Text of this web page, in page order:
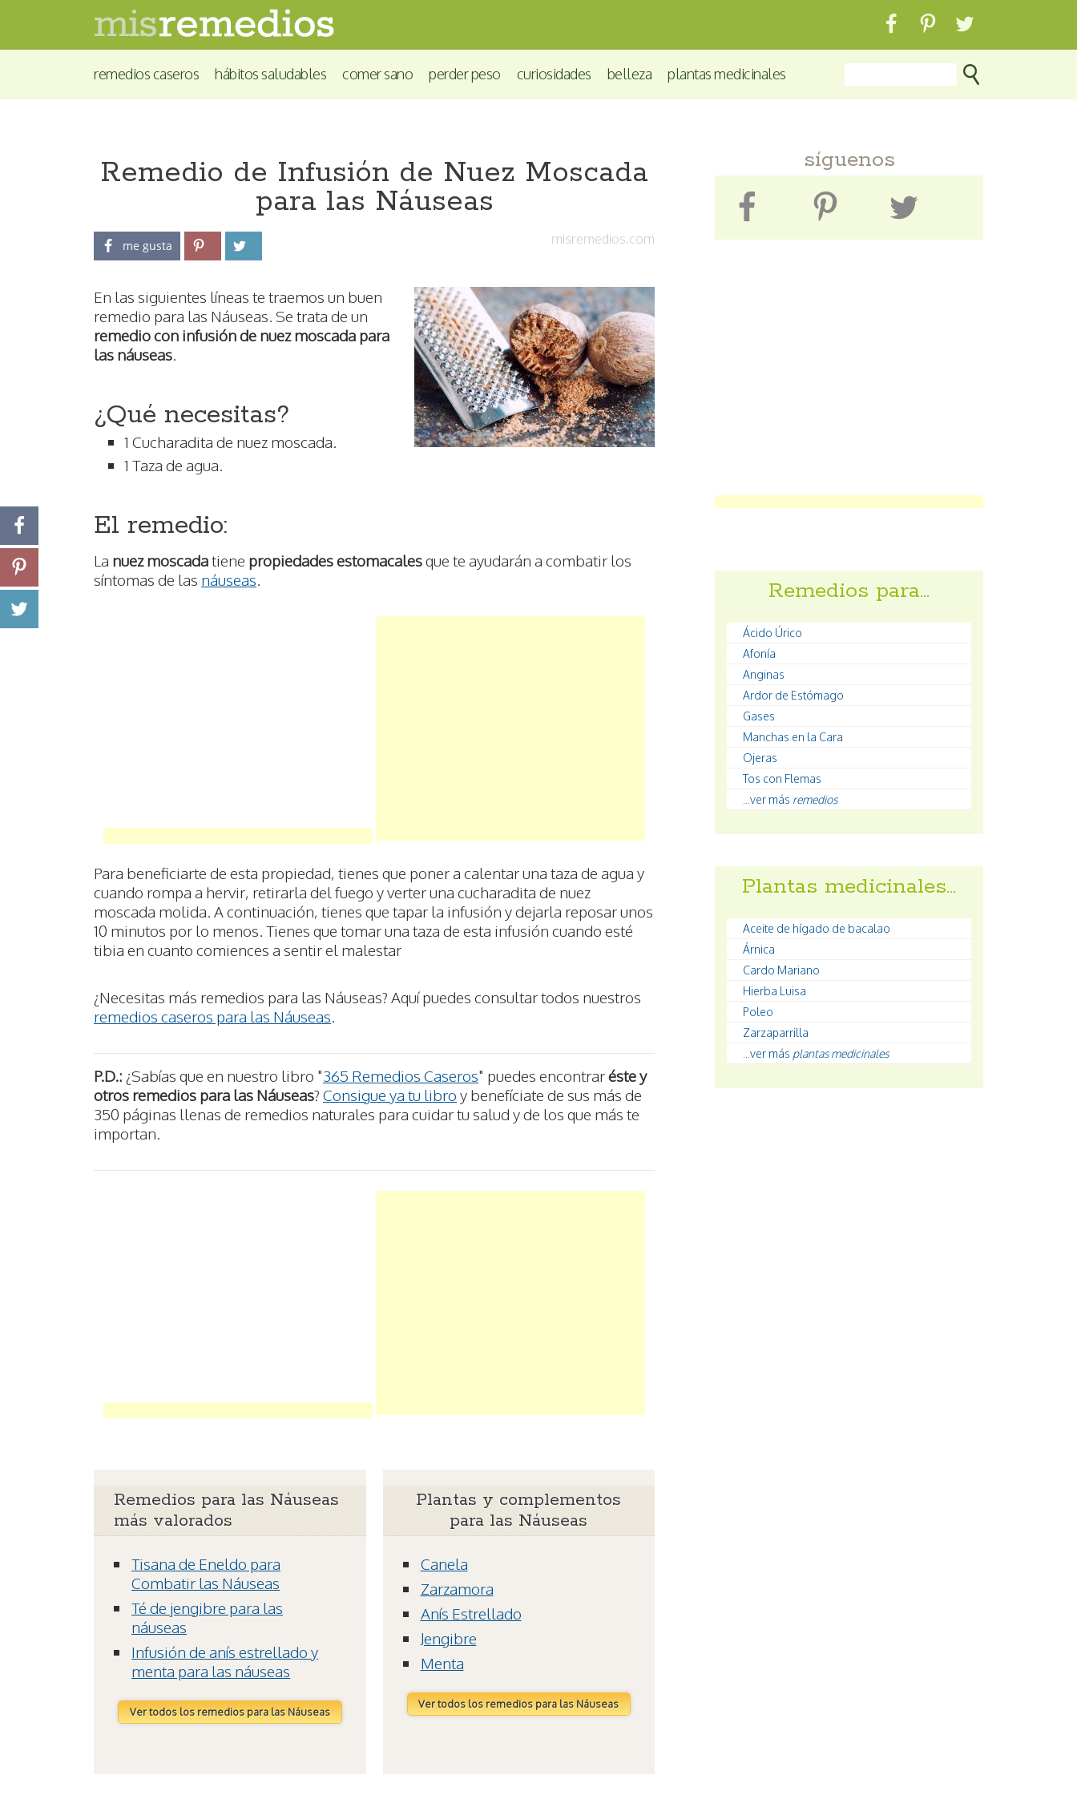
remedios caseros hábitos saludables comer sano perder peso curiosidades belleza plantas medicinales
Remedio de Infusión de Nuez Moscada
para las Náuseas
misremedios.com
me gusta
En las siguientes líneas te traemos un buen
remedio para las Náuseas. Se trata de un
remedio con infusión de nuez moscada para
las náuseas.
¿Qué necesitas?
1 Cucharadita de nuez moscada.
1 Taza de agua.
El remedio:
La nuez moscadatiene propiedades estomacalesque te ayudarán a combatir los
síntomas de las náuseas.
Para beneficiarte de esta propiedad, tienes que poner a calentar una taza de agua y
cuando rompa a hervir, retirarla del fuego y verter una cucharadita de nuez
moscada molida. A continuación, tienes que tapar la infusión y dejarla reposar unos
10 minutos por lo menos. Tienes que tomar una taza de esta infusión cuando esté
tibia en cuanto comiences a sentir el malestar
¿Necesitas más remedios para las Náuseas? Aquí puedes consultar todos nuestros
remedios caseros para las Náuseas
P.D.: ¿Sabías que en nuestro libro "365 Remedios Caseros" puedes encontraréste y
otros remedios para las Náuseas? Consigue ya tu libro y benefíciate de sus más de
350 páginas llenas de remedios naturales para cuidar tu salud y de los que más te
importan.
Remedios para las Náuseas
más valorados
Tisana de Eneldo para
Combatir las Náuseas
Té de jengibre para las
náuseas
Infusión de anís estrellado y
menta para las náuseas
Ver todos los remedios para las Náuseas
Plantas y complementos
para las Náuseas
Canela
Zarzamora
Anís Estrellado
Jengibre
Menta
Ver todos los remedios para las Náuseas
síguenos
Remedios para…
Ácido Úrico
Afonía
Anginas
Ardor de Estómago
Gases
Manchas en la Cara
Ojeras
Tos con Flemas
...ver más remedios
Plantas medicinales…
Aceite de hígado de bacalao
Árnica
Cardo Mariano
Hierba Luisa
Poleo
Zarzaparrilla
...ver más plantas medicinales